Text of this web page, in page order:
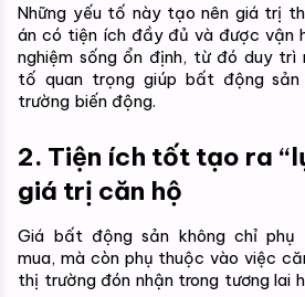
Những yếu tố này tạo nên giá trị
án có tiện ích đầy đủ và được vận
nghiệm sống ổn định, từ đó duy
tố quan trọng giúp bất động
trường biến động.
2. Tiện ích tốt tạo ra
giá trị căn hộ
Giá bất động sản không chỉ
mua, mà còn phụ thuộc vào việc
thị trường đón nhận trong tương lai